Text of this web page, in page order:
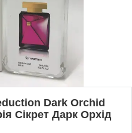
Dark Orchid
Сікрет Дарк Орхід